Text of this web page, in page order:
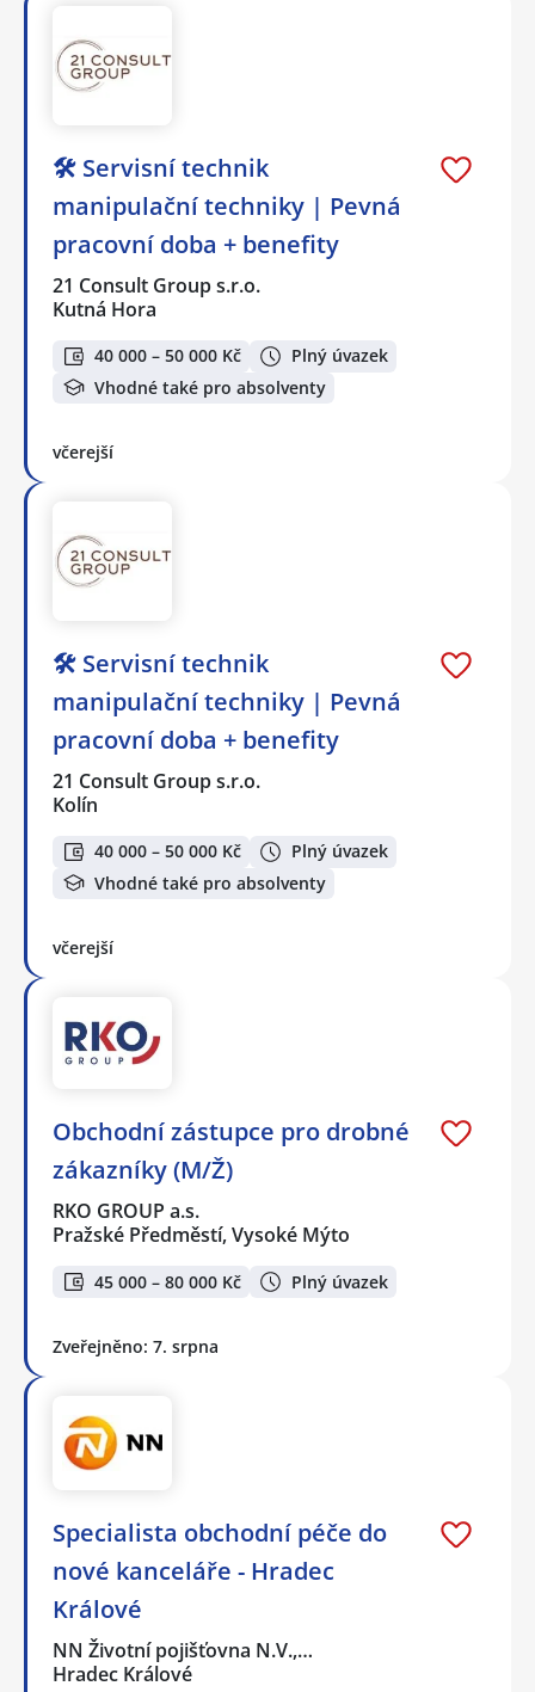
🛠️ Servisní technik
manipulační techniky | Pevná
pracovní doba + benefity
21 Consult Group s.r.o.
Kutná Hora
40 000 – 50 000 Kč
Plný úvazek
Vhodné také pro absolventy
včerejší
🛠️ Servisní technik
manipulační techniky | Pevná
pracovní doba + benefity
21 Consult Group s.r.o.
Kolín
40 000 – 50 000 Kč
Plný úvazek
Vhodné také pro absolventy
včerejší
Obchodní zástupce pro drobné
zákazníky (M/Ž)
RKO GROUP a.s.
Pražské Předměstí, Vysoké Mýto
45 000 – 80 000 Kč Plný úvazek
Zveřejněno: 7. srpna
Specialista obchodní péče do
nové kanceláře - Hradec
Králové
NN Životní pojišťovna N.V.,…
Hradec Králové